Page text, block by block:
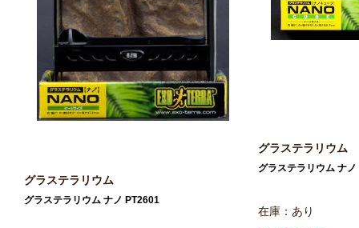
グラステラリウム
グラステラリウム ナノ PT2601
グラステラリウム
グラステラリウム ナ
在庫：あり